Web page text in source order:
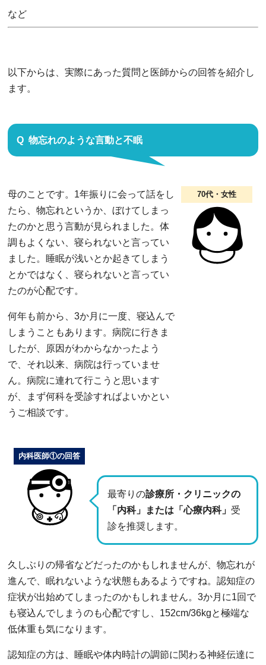
など
以下からは、実際にあった質問と医師からの回答を紹介し
ます。
物忘れのような言動と不眠
70代・女性
母のことです。1年振りに会って話をし
たら、物忘れというか、ぼけてしまっ
たのかと思う言動が見られました。体
調もよくない、寝られないと言ってい
ました。睡眠が浅いとか起きてしまう
とかではなく、寝られないと言ってい
たのが心配です。
何年も前から、3か月に一度、寝込んで
しまうこともあります。病院に行きま
したが、原因がわからなかったよう
で、それ以来、病院は行っていませ
ん。病院に連れて行こうと思います
が、まず何科を受診すればよいかとい
うご相談です。
最寄りの診療所・クリニックの
「内科」または「心療内科」 受
診を推奨します。
内科医師①の回答
久しぶりの帰省などだったのかもしれませんが、物忘れが
進んで、眠れないような状態もあるようですね。認知症の
症状が出始めてしまったのかもしれません。3か月に1回で
も寝込んでしまうのも心配ですし、152cm/36kgと極端な
低体重も気になります。
認知症の方は、睡眠や体内時計の調節に関わる神経伝達に